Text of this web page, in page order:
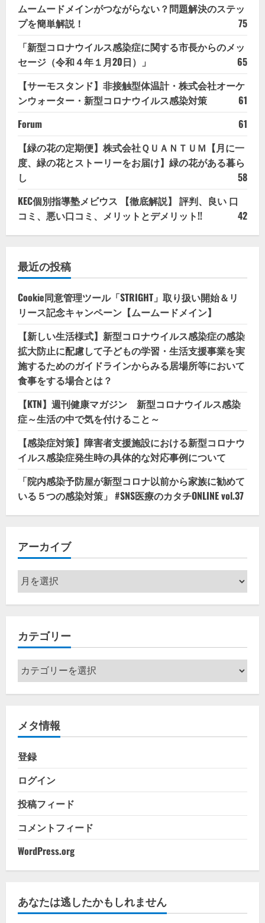
ムームードメインがつながらない？問題解決のステッ
プを簡単解説！
75
「新型コロナウイルス感染症に関する市長からのメッ
セージ（令和４年１月20日）」
65
【サーモスタンド】非接触型体温計・株式会社オーケ
ンウォーター・新型コロナウイルス感染対策
61
Forum
61
【緑の花の定期便】株式会社ＱＵＡＮＴＵＭ【月に一
度、緑の花とストーリーをお届け】緑の花がある暮ら
し
58
KEC個別指導塾メビウス 【徹底解説】 評判、良い 口
コミ、悪い口コミ、メリットとデメリット!!
42
最近の投稿
Cookie同意管理ツール「STRIGHT」取り扱い開始＆リ
リース記念キャンペーン【ムームードメイン】
【新しい生活様式】新型コロナウイルス感染症の感染
拡大防止に配慮して子どもの学習・生活支援事業を実
施するためのガイドラインからみる居場所等において
食事をする場合とは？
【KTN】週刊健康マガジン 新型コロナウイルス感染
症～生活の中で気を付けること～
【感染症対策】障害者支援施設における新型コロナウ
イルス感染症発生時の具体的な対応事例について
「院内感染予防屋が新型コロナ以前から家族に勧めて
いる５つの感染対策」 #SNS医療のカタチONLINE vol.37
アーカイブ
ア
ー
カ
ブ
カテゴリー
カ
テ
ゴ
ー
メタ情報
登録
ログイン
投稿フィード
コメントフィード
WordPress.org
あなたは逃したかもしれません